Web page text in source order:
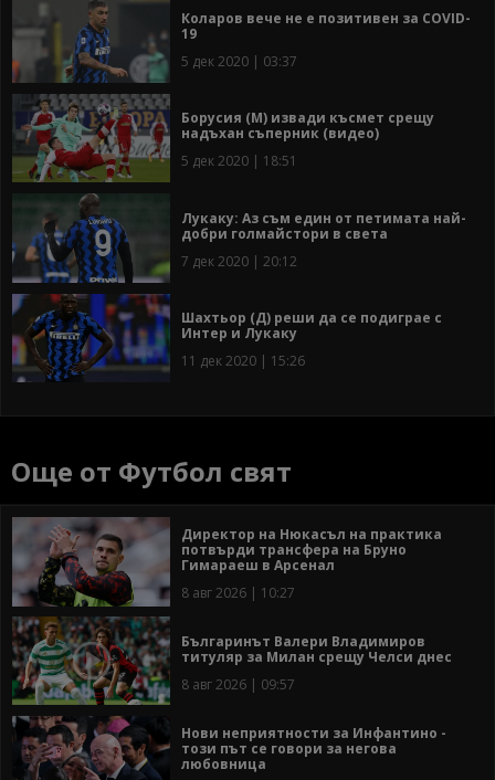
Коларов вече не е позитивен за COVID-
19
5 дек 2020 | 03:37
Борусия (М) извади късмет срещу
надъхан съперник (видео)
5 дек 2020 | 18:51
Лукаку: Аз съм един от петимата най-
добри голмайстори в света
7 дек 2020 | 20:12
Шахтьор (Д) реши да се подиграе с
Интер и Лукаку
11 дек 2020 | 15:26
Още от Футбол свят
Директор на Нюкасъл на практика
потвърди трансфера на Бруно
Гимараеш в Арсенал
8 авг 2026 | 10:27
Българинът Валери Владимиров
титуляр за Милан срещу Челси днес
8 авг 2026 | 09:57
Нови неприятности за Инфантино -
този път се говори за негова
любовница